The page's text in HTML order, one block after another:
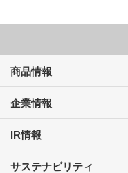
商品情報
企業情報
IR情報
サステナビリティ